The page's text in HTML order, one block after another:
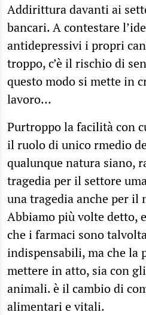
Addirittura davanti ai
bancari. A contestare
antidepressivi i propri
troppo, c’è il rischio di
questo modo si mette in
lavoro…
Purtroppo la facilità con
il ruolo di unico rmedio
qualunque natura siano,
tragedia per il settore
una tragedia anche per il
Abbiamo più volte detto,
che i farmaci sono
indispensabili, ma che la
mettere in atto, sia con
animali. è il cambio di
alimentari e vitali.